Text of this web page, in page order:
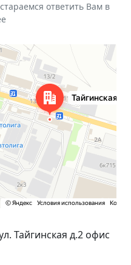
ответить Вам в
— Яндекс Карты
Тайгинская д.2 офис